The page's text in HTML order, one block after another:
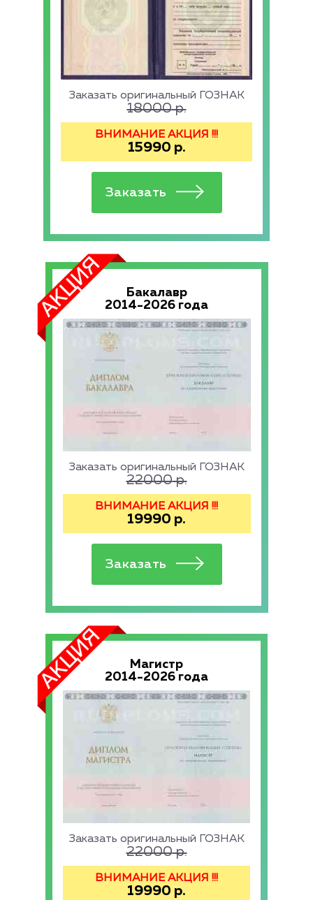
Заказать оригинальный ГОЗНАК
18000р.
ВНИМАНИЕ АКЦИЯ !!!
15990 р.
Бакалавр
2014-2026 года
Заказать оригинальный ГОЗНАК
22000р.
ВНИМАНИЕ АКЦИЯ !!!
19990 р.
Магистр
2014-2026 года
Заказать оригинальный ГОЗНАК
22000р.
ВНИМАНИЕ АКЦИЯ !!!
19990 р.